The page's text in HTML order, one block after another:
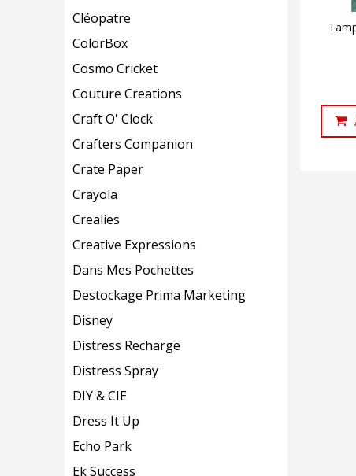
Cléopatre
ColorBox
Cosmo Cricket
Couture Creations
Craft O' Clock
Crafters Companion
Crate Paper
Crayola
Crealies
Creative Expressions
Dans Mes Pochettes
Destockage Prima Marketing
Disney
Distress Recharge
Distress Spray
DIY & CIE
Dress It Up
Echo Park
Ek Success